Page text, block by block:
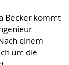
Becker kommt
einem
um die